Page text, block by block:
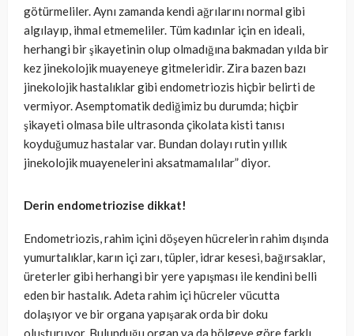
götürmeliler. Aynı zamanda kendi ağrılarını normal gibi
algılayıp, ihmal etmemeliler. Tüm kadınlar için en ideali,
herhangi bir şikayetinin olup olmadığına bakmadan yılda bir
kez jinekolojik muayeneye gitmeleridir. Zira bazen bazı
jinekolojik hastalıklar gibi endometriozis hiçbir belirti de
vermiyor. Asemptomatik dediğimiz bu durumda; hiçbir
şikayeti olmasa bile ultrasonda çikolata kisti tanısı
koyduğumuz hastalar var. Bundan dolayı rutin yıllık
jinekolojik muayenelerini aksatmamalılar” diyor.
Derin endometriozise dikkat!
Endometriozis, rahim içini döşeyen hücrelerin rahim dışında
yumurtalıklar, karın içi zarı, tüpler, idrar kesesi, bağırsaklar,
üreterler gibi herhangi bir yere yapışması ile kendini belli
eden bir hastalık. Adeta rahim içi hücreler vücutta
dolaşıyor ve bir organa yapışarak orda bir doku
oluşturuyor. Bulunduğu organ ya da bölgeye göre farklı